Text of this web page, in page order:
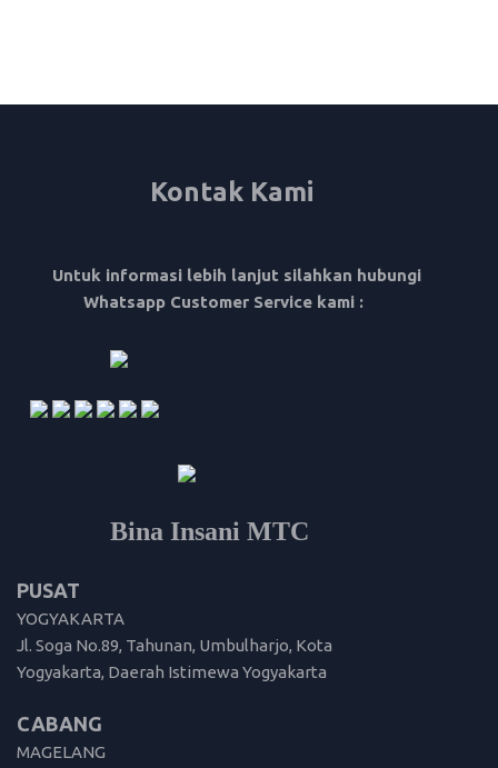
Kontak Kami
Untuk informasi lebih lanjut silahkan hubungi
Whatsapp Customer Service kami :
Bina Insani MTC
PUSAT
YOGYAKARTA
Jl. Soga No.89, Tahunan, Umbulharjo, Kota
Yogyakarta, Daerah Istimewa Yogyakarta
CABANG
MAGELANG